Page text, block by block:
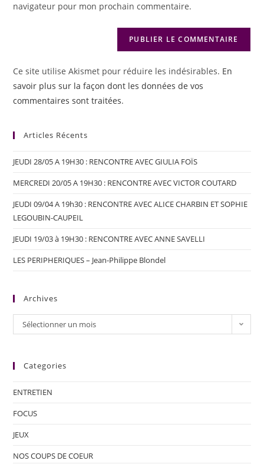
navigateur pour mon prochain commentaire.
Ce site utilise Akismet pour réduire les indésirables. En
savoir plus sur la façon dont les données de vos
commentaires sont traitées.
Articles Récents
JEUDI 28/05 A 19H30 : RENCONTRE AVEC GIULIA FOÏS
MERCREDI 20/05 A 19H30 : RENCONTRE AVEC VICTOR COUTARD
JEUDI 09/04 A 19h30 : RENCONTRE AVEC ALICE CHARBIN ET SOPHIE
LEGOUBIN-CAUPEIL
JEUDI 19/03 à 19H30 : RENCONTRE AVEC ANNE SAVELLI
LES PERIPHERIQUES – Jean-Philippe Blondel
Archives
Sélectionner un mois
Categories
ENTRETIEN
FOCUS
JEUX
NOS COUPS DE COEUR